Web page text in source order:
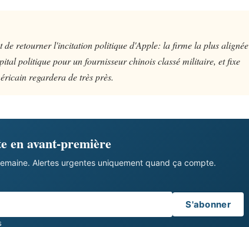
de retourner l'incitation politique d'Apple: la firme la plus alignée
politique pour un fournisseur chinois classé militaire, et fixe
regardera de très près.
en avant-première
Alertes urgentes uniquement quand ça compte.
S'abonner